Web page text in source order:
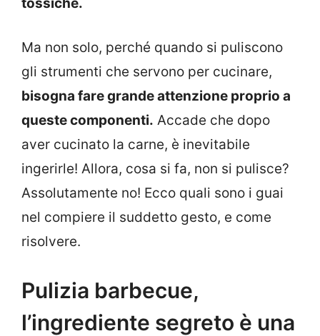
Ma non solo, perché quando si puliscono
gli strumenti che servono per cucinare,
bisogna fare grande attenzione proprio a
queste componenti. Accade che dopo
aver cucinato la carne, è inevitabile
ingerirle! Allora, cosa si fa, non si pulisce?
Assolutamente no! Ecco quali sono i guai
nel compiere il suddetto gesto, e come
risolvere.
Pulizia barbecue,
l’ingrediente segreto è una